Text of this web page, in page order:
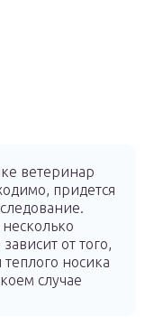
ветеринар
придется
от того,
носика
случае